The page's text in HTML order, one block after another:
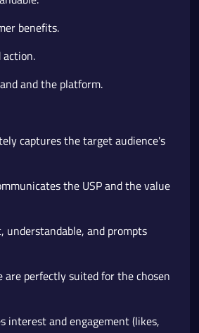
benefits.
action.
and the platform.
captures the target audience's
the USP and the value
understandable, and prompts
are perfectly suited for the chosen
interest and engagement (likes,